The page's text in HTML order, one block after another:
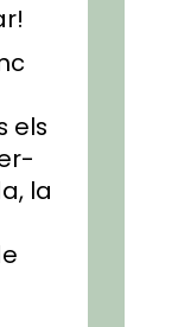
els
la